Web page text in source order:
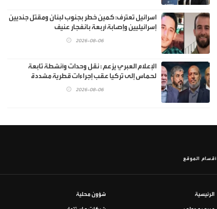
اسرائيل تعترف: كمين خطر بجنوب لبنان ومقتل جنديين
إسرائيليين وإصابة أربعة بانفجار عنيف
2026-08-06
الإعلام العبري يزعم : نقل وحدات وأنشطة تابعة
لحماس إلى تركيا عقب إجراءات قطرية مشددة
2026-08-06
أقسام الموقع
الرئيسية شؤون محلية